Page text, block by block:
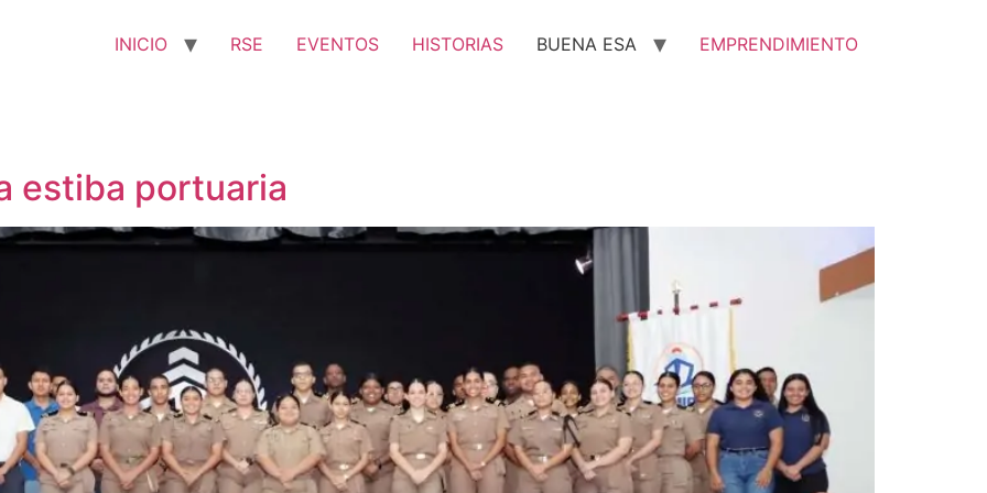
INICIO RSE EVENTOS HISTORIAS BUENA ESA EMPRENDIMIENTO
estiba portuaria